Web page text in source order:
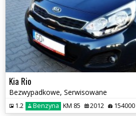
Kia Rio
Bezwypadkowe, Serwisowane
1.2 Benzyna KM 85 2012 154000